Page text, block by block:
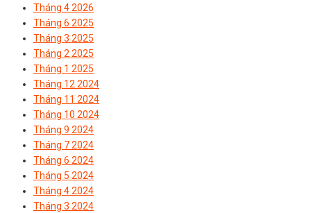
Tháng 4 2026
Tháng 6 2025
Tháng 3 2025
Tháng 2 2025
Tháng 1 2025
Tháng 12 2024
Tháng 11 2024
Tháng 10 2024
Tháng 9 2024
Tháng 7 2024
Tháng 6 2024
Tháng 5 2024
Tháng 4 2024
Tháng 3 2024